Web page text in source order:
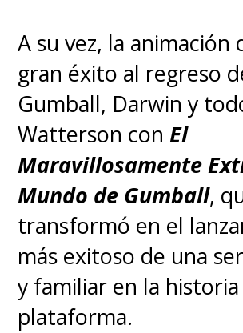
A su vez, la animación
gran éxito al regreso
Gumball, Darwin y
Watterson conEl
Maravillosamente
Mundo de Gumball,
transformó en el
más exitoso de una
y familiar en la
plataforma.